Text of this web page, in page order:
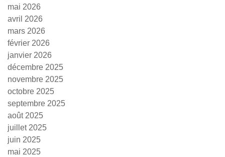
mai 2026
avril 2026
mars 2026
février 2026
janvier 2026
décembre 2025
novembre 2025
octobre 2025
septembre 2025
août 2025
juillet 2025
juin 2025
mai 2025